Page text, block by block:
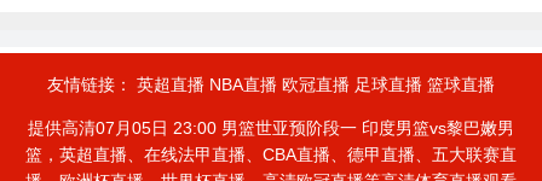
友情链接： 英超直播 NBA直播 欧冠直播 足球直播 篮球直播
提供高清07月05日 23:00 男篮世亚预阶段一 印度男篮vs黎巴嫩男
篮，英超直播、在线法甲直播、CBA直播、德甲直播、五大联赛直